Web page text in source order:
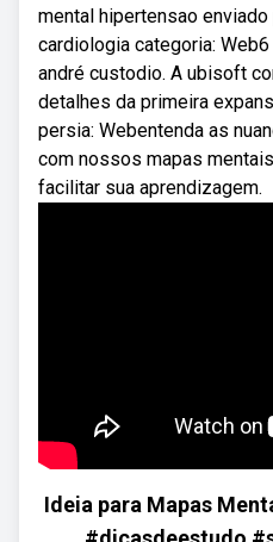
mental hipertensao
cardiologia categoria:
andré custodio. A ubisoft
detalhes da primeira
persia: Webentenda as
com nossos mapas
facilitar sua aprendizagem.
Ideia para Mapas